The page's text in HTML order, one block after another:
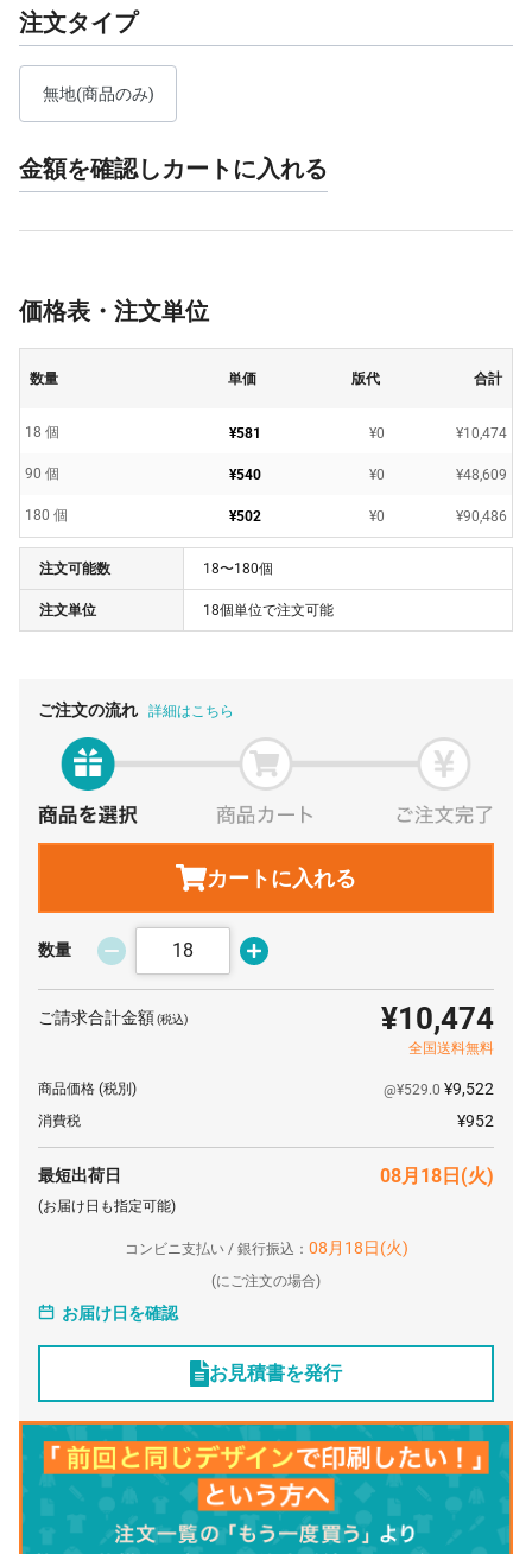
注文タイプ
無地(商品のみ)
金額を確認しカートに入れる
価格表・注文単位
数量 単価 版代 合計
18 個 ¥581 ¥0 ¥10,474
90 個 ¥540 ¥0 ¥48,609
180 個 ¥502 ¥0 ¥90,486
注文可能数 18〜180個
注文単位 18個単位で注文可能
ご注文の流れ 詳細はこちら
カートに入れる
数量
ご請求合計金額(税込) ¥10,474
全国送料無料
商品価格 (税別) @¥529.0 ¥9,522
消費税 ¥952
最短出荷日 08月18日(火)
(お届け日も指定可能)
コンビニ支払い / 銀行振込： 08月18日(火)
(にご注文の場合)
お届け日を確認
お見積書を発行